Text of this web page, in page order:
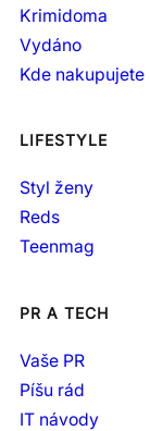
Krimidoma
Vydáno
Kde nakupujete
LIFESTYLE
Styl ženy
Reds
Teenmag
PR A TECH
Vaše PR
Píšu rád
IT návody